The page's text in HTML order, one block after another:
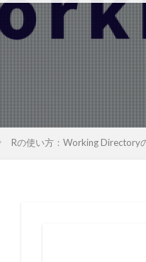
Rの使い方：Working Directory